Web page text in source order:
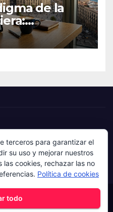
de la
News Hunt de
terceros para garantizar el
su uso y mejorar nuestros
cookies, rechazar las no
Política de cookies
todo